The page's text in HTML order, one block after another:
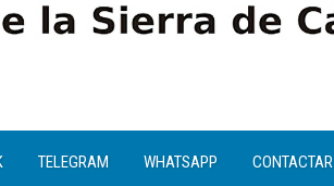
TELEGRAM WHATSAPP CONTACTAR